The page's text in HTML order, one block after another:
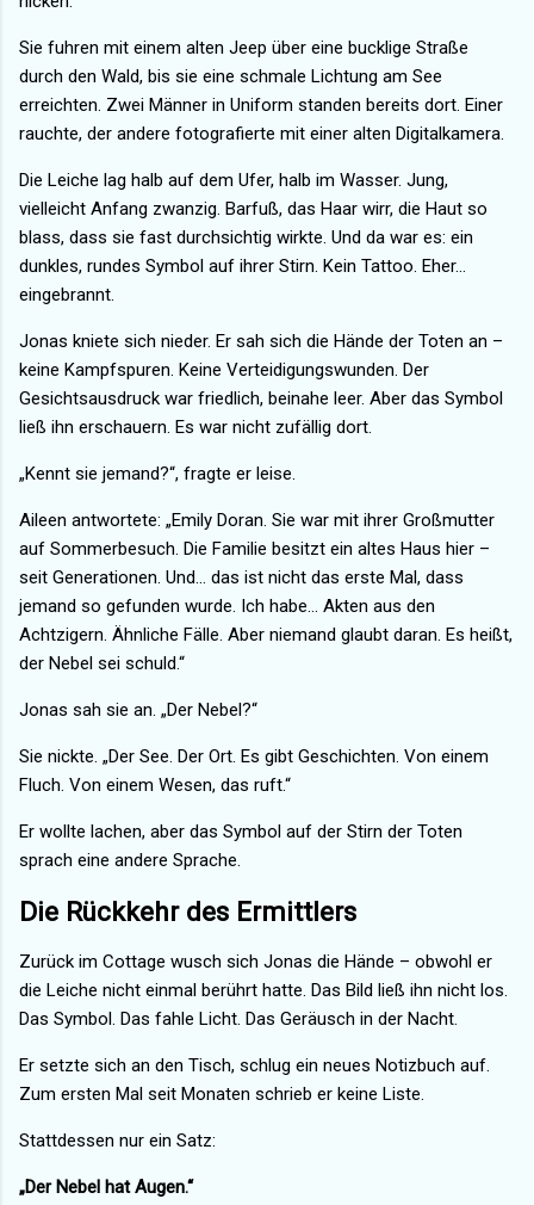
Sie fuhren mit einem alten Jeep über eine bucklige Straße
durch den Wald, bis sie eine schmale Lichtung am See
erreichten. Zwei Männer in Uniform standen bereits dort. Einer
rauchte, der andere fotografierte mit einer alten Digitalkamera.
Die Leiche lag halb auf dem Ufer, halb im Wasser. Jung,
vielleicht Anfang zwanzig. Barfuß, das Haar wirr, die Haut so
blass, dass sie fast durchsichtig wirkte. Und da war es: ein
dunkles, rundes Symbol auf ihrer Stirn. Kein Tattoo. Eher…
eingebrannt.
Jonas kniete sich nieder. Er sah sich die Hände der Toten an –
keine Kampfspuren. Keine Verteidigungswunden. Der
Gesichtsausdruck war friedlich, beinahe leer. Aber das Symbol
ließ ihn erschauern. Es war nicht zufällig dort.
„Kennt sie jemand?“, fragte er leise.
Aileen antwortete: „Emily Doran. Sie war mit ihrer Großmutter
auf Sommerbesuch. Die Familie besitzt ein altes Haus hier –
seit Generationen. Und… das ist nicht das erste Mal, dass
jemand so gefunden wurde. Ich habe… Akten aus den
Achtzigern. Ähnliche Fälle. Aber niemand glaubt daran. Es heißt,
der Nebel sei schuld.“
Jonas sah sie an. „Der Nebel?“
Sie nickte. „Der See. Der Ort. Es gibt Geschichten. Von einem
Fluch. Von einem Wesen, das ruft.“
Er wollte lachen, aber das Symbol auf der Stirn der Toten
sprach eine andere Sprache.
Die Rückkehr des Ermittlers
Zurück im Cottage wusch sich Jonas die Hände – obwohl er
die Leiche nicht einmal berührt hatte. Das Bild ließ ihn nicht los.
Das Symbol. Das fahle Licht. Das Geräusch in der Nacht.
Er setzte sich an den Tisch, schlug ein neues Notizbuch auf.
Zum ersten Mal seit Monaten schrieb er keine Liste.
Stattdessen nur ein Satz:
„Der Nebel hat Augen.“